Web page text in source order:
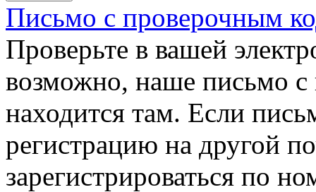
Письмо с проверочным
Проверьте в вашей
возможно, наше письмо с
находится там. Если
регистрацию на другой
зарегистрироваться по